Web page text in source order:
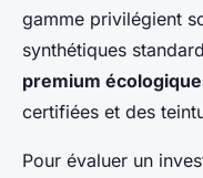
gamme privilégient
synthétiques
premium
certifiées et des
Pour évaluer un